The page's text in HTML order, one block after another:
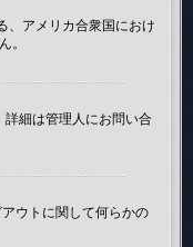
、アメリカ合衆国におけ
。
詳細は管理人にお問い合
ウトに関して何らかの